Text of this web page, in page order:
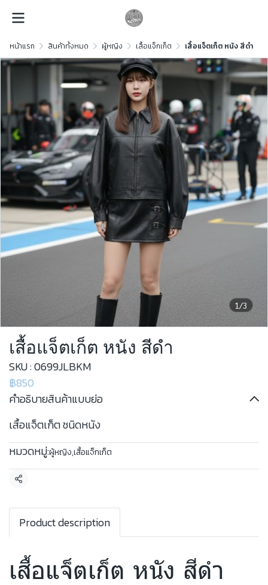
หน้าแรก สินค้าทั้งหมด ผู้หญิง เสื้อแจ็กเก็ต เสื้อแจ็ตเก็ต หนัง สีดำ
1/3
เสื้อแจ็ตเก็ต หนัง สีดำ
SKU : 0699JLBKM
฿850
คำอธิบายสินค้าแบบย่อ
เสื้อแจ็ตเก็ต ชนิดหนัง
หมวดหมู่:ผู้หญิง,เสื้อแจ็กเก็ต
แชร์
Product description
เสื้อแจ็ตเก็ต หนัง สีดำ